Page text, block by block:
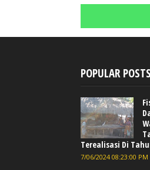
POPULAR POSTS
Terealisasi Di
7/06/2024 08:23:00 PM